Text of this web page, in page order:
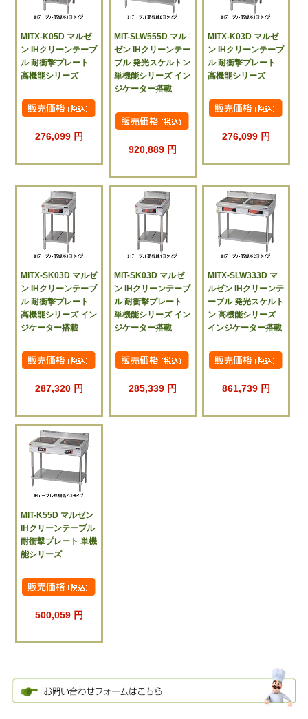
MITX-K05D マルゼ
ン IHクリーンテーブ
ル 耐衝撃プレート
高機能シリーズ
276,099 円
MIT-SLW555D マル
ゼン IHクリーンテー
ブル 発光スケルトン
単機能シリーズ イン
ジケーター搭載
920,889 円
MITX-K03D マルゼ
ン IHクリーンテーブ
ル 耐衝撃プレート
高機能シリーズ
276,099 円
MITX-SK03D マルゼ
ン IHクリーンテーブ
ル 耐衝撃プレート
高機能シリーズ イン
ジケーター搭載
287,320 円
MIT-SK03D マルゼ
ン IHクリーンテーブ
ル 耐衝撃プレート
単機能シリーズ イン
ジケーター搭載
285,339 円
MITX-SLW333D マ
ルゼン IHクリーンテ
ーブル 発光スケルト
ン 高機能シリーズ
インジケーター搭載
861,739 円
MIT-K55D マルゼン
IHクリーンテーブル
耐衝撃プレート 単機
能シリーズ
500,059 円